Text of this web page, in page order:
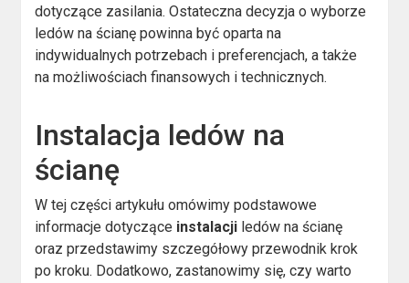
dotyczące zasilania. Ostateczna decyzja o wyborze
ledów na ścianę powinna być oparta na
indywidualnych potrzebach i preferencjach, a także
na możliwościach finansowych i technicznych.
Instalacja ledów na
ścianę
W tej części artykułu omówimy podstawowe
informacje dotyczące instalacji ledów na ścianę
oraz przedstawimy szczegółowy przewodnik krok
po kroku. Dodatkowo, zastanowimy się, czy warto